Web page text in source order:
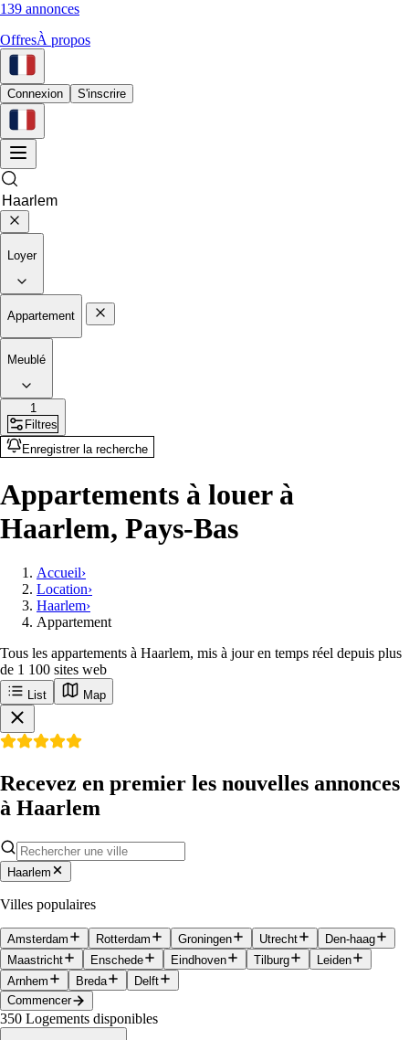
139 annonces
OffresÀ propos
Connexion S'inscrire
Loyer
Appartement
Meublé
1
Filtres
Enregistrer la recherche
Appartements à louer à
Haarlem, Pays-Bas
Accueil›
Location›
Haarlem›
Appartement
Tous les appartements à Haarlem, mis à jour en temps réel depuis plus
de 1 100 sites web
List Map
Recevez en premier les nouvelles annonces
à Haarlem
Haarlem
Villes populaires
Amsterdam Rotterdam Groningen Utrecht
Den-haag
Maastricht
Enschede Eindhoven Tilburg
Leiden
Arnhem
Breda
Delft
Commencer
350 Logements disponibles